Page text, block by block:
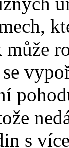
může
s